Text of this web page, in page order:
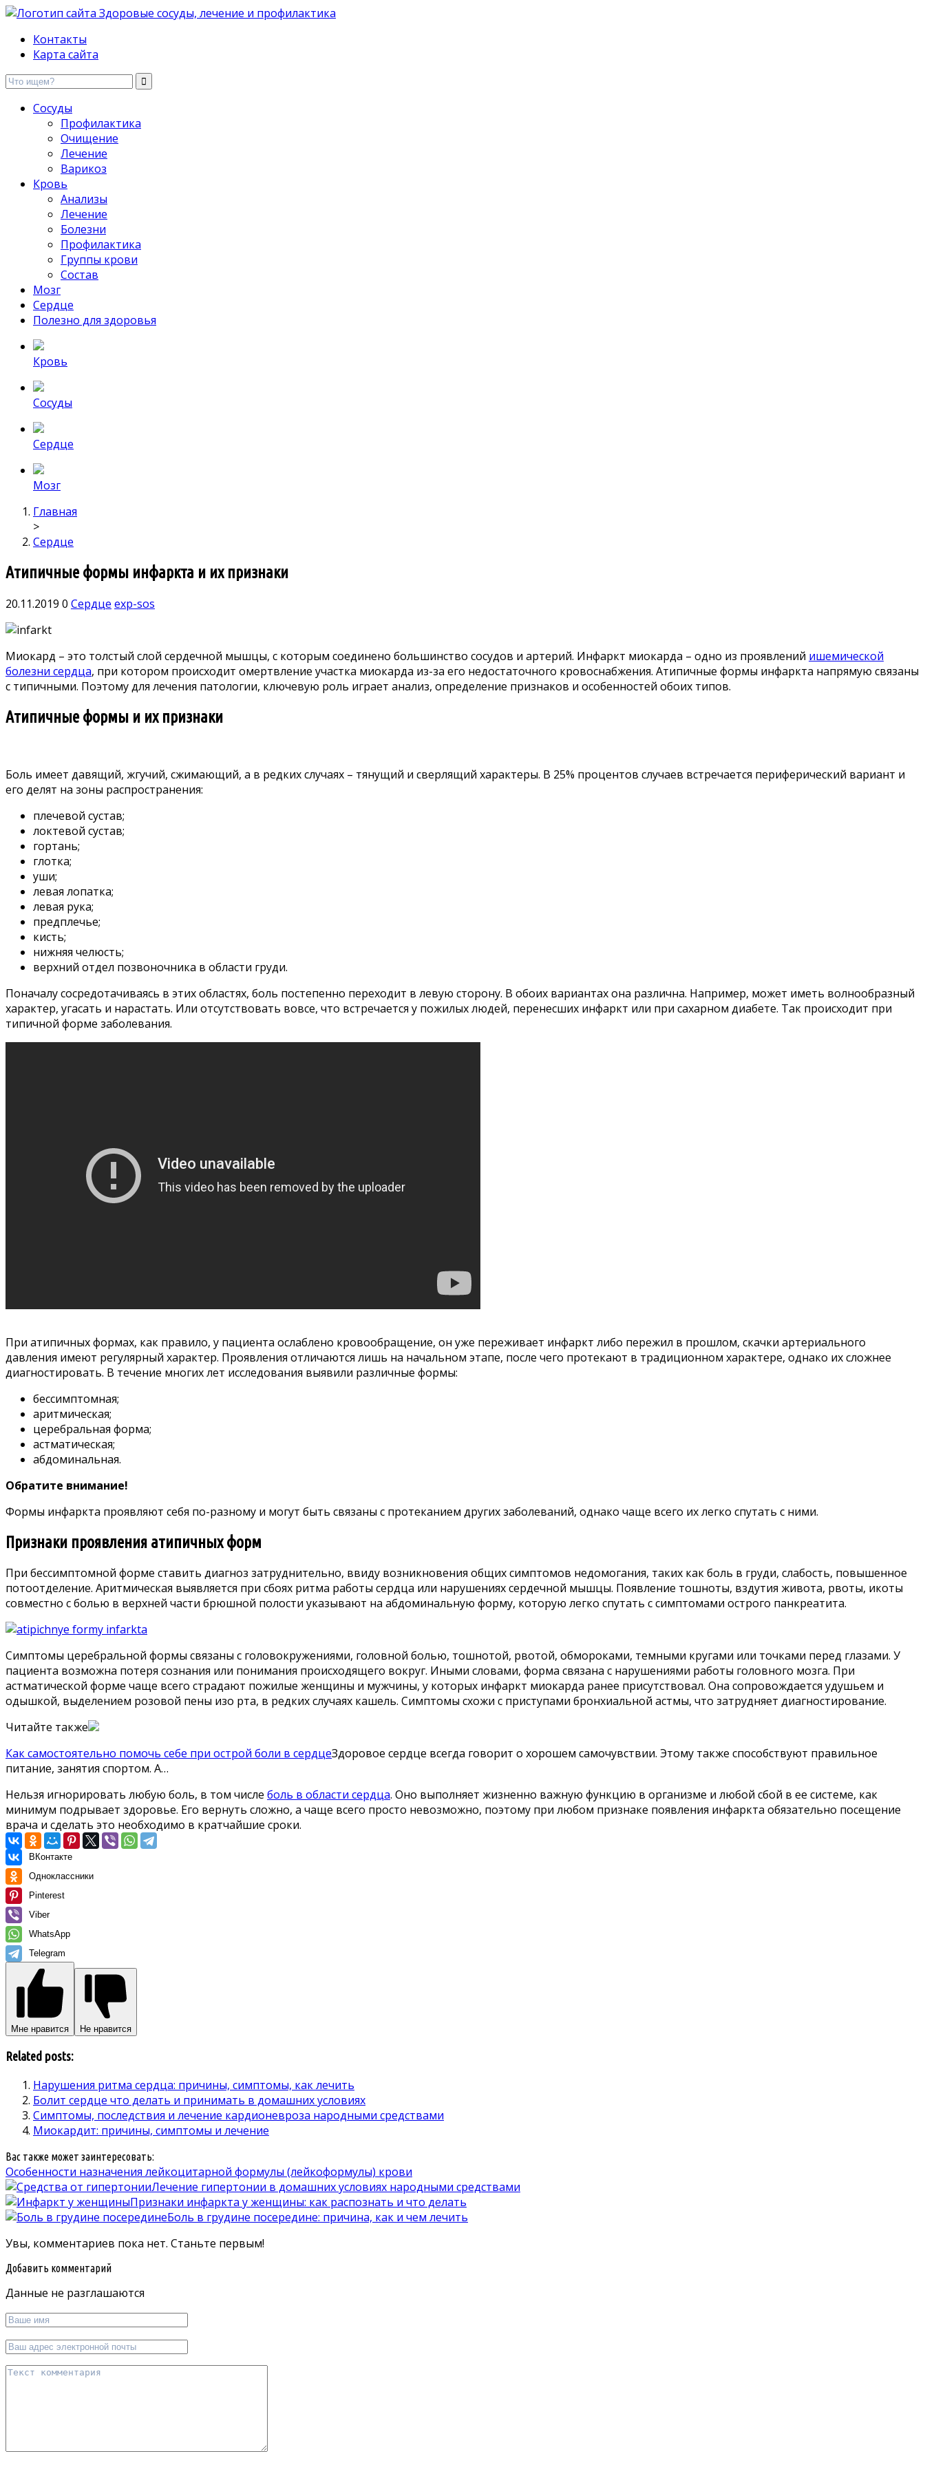
Здоровые сосуды, лечение и профилактика
Контакты
Карта сайта
Сосуды
Профилактика
Очищение
Лечение
Варикоз
Кровь
Анализы
Лечение
Болезни
Профилактика
Группы крови
Состав
Мозг
Сердце
Полезно для здоровья
Кровь
Сосуды
Сердце
Мозг
Главная
>
Сердце
Атипичные формы инфаркта и их признаки
20.11.2019 0 Сердце exp-sos
Миокард – это толстый слой сердечной мышцы, с которым соединено большинство сосудов и артерий. Инфаркт миокарда – одно из проявлений ишемической
болезни сердца, при котором происходит омертвление участка миокарда из-за его недостаточного кровоснабжения. Атипичные формы инфаркта напрямую связаны
с типичными. Поэтому для лечения патологии, ключевую роль играет анализ, определение признаков и особенностей обоих типов.
Атипичные формы и их признаки
Боль имеет давящий, жгучий, сжимающий, а в редких случаях – тянущий и сверлящий характеры. В 25% процентов случаев встречается периферический вариант и
его делят на зоны распространения:
плечевой сустав;
локтевой сустав;
гортань;
глотка;
уши;
левая лопатка;
левая рука;
предплечье;
кисть;
нижняя челюсть;
верхний отдел позвоночника в области груди.
Поначалу сосредотачиваясь в этих областях, боль постепенно переходит в левую сторону. В обоих вариантах она различна. Например, может иметь волнообразный
характер, угасать и нарастать. Или отсутствовать вовсе, что встречается у пожилых людей, перенесших инфаркт или при сахарном диабете. Так происходит при
типичной форме заболевания.
При атипичных формах, как правило, у пациента ослаблено кровообращение, он уже переживает инфаркт либо пережил в прошлом, скачки артериального
давления имеют регулярный характер. Проявления отличаются лишь на начальном этапе, после чего протекают в традиционном характере, однако их сложнее
диагностировать. В течение многих лет исследования выявили различные формы:
бессимптомная;
аритмическая;
церебральная форма;
астматическая;
абдоминальная.
Обратите внимание!
Формы инфаркта проявляют себя по-разному и могут быть связаны с протеканием других заболеваний, однако чаще всего их легко спутать с ними.
Признаки проявления атипичных форм
При бессимптомной форме ставить диагноз затруднительно, ввиду возникновения общих симптомов недомогания, таких как боль в груди, слабость, повышенное
потоотделение. Аритмическая выявляется при сбоях ритма работы сердца или нарушениях сердечной мышцы. Появление тошноты, вздутия живота, рвоты, икоты
совместно с болью в верхней части брюшной полости указывают на абдоминальную форму, которую легко спутать с симптомами острого панкреатита.
Симптомы церебральной формы связаны с головокружениями, головной болью, тошнотой, рвотой, обмороками, темными кругами или точками перед глазами. У
пациента возможна потеря сознания или понимания происходящего вокруг. Иными словами, форма связана с нарушениями работы головного мозга. При
астматической форме чаще всего страдают пожилые женщины и мужчины, у которых инфаркт миокарда ранее присутствовал. Она сопровождается удушьем и
одышкой, выделением розовой пены изо рта, в редких случаях кашель. Симптомы схожи с приступами бронхиальной астмы, что затрудняет диагностирование.
Читайте также
Как самостоятельно помочь себе при острой боли в сердцеЗдоровое сердце всегда говорит о хорошем самочувствии. Этому также способствуют правильное
питание, занятия спортом. А…
Нельзя игнорировать любую боль, в том числе боль в области сердца. Оно выполняет жизненно важную функцию в организме и любой сбой в ее системе, как
минимум подрывает здоровье. Его вернуть сложно, а чаще всего просто невозможно, поэтому при любом признаке появления инфаркта обязательно посещение
врача и сделать это необходимо в кратчайшие сроки.
ВКонтакте
Одноклассники
Pinterest
Viber
WhatsApp
Telegram
Мне нравится Не нравится
Related posts:
Нарушения ритма сердца: причины, симптомы, как лечить
Болит сердце что делать и принимать в домашних условиях
Симптомы, последствия и лечение кардионевроза народными средствами
Миокардит: причины, симптомы и лечение
Вас также может заинтересовать:
Особенности назначения лейкоцитарной формулы (лейкоформулы) крови
Лечение гипертонии в домашних условиях народными средствами
Признаки инфаркта у женщины: как распознать и что делать
Боль в грудине посередине: причина, как и чем лечить
Увы, комментариев пока нет. Станьте первым!
Добавить комментарий
Данные не разглашаются